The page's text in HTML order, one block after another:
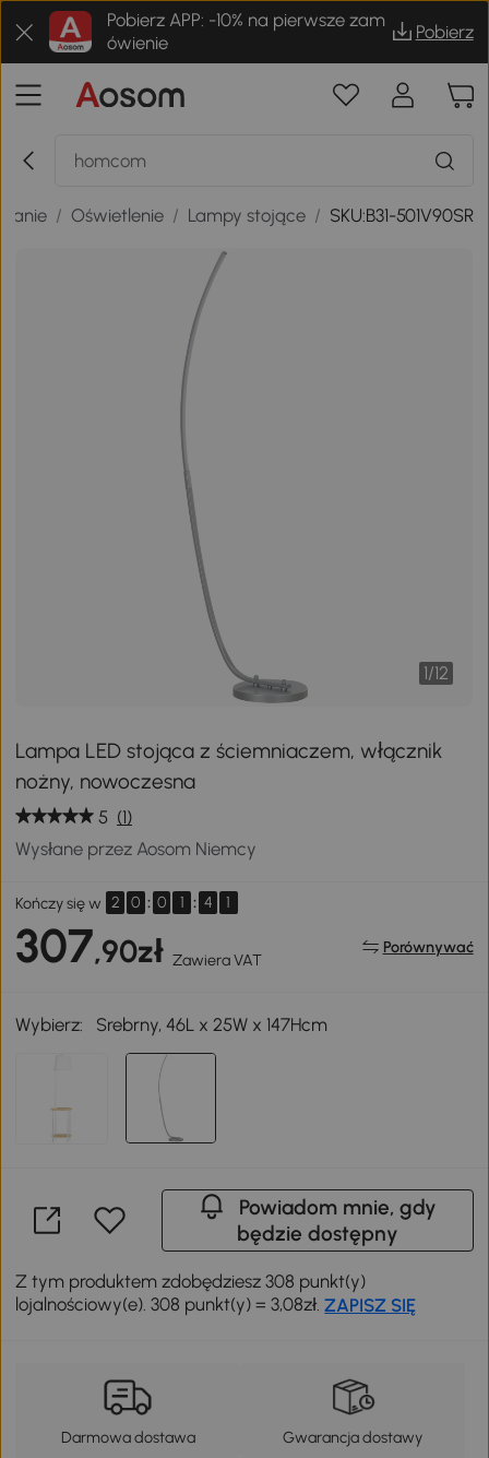
Pobierz APP: -10% na pierwsze zam
ówienie
Pobierz
/ Oświetlenie / Lampy stojące / SKU:B31-501V90SR
1/12
Lampa LED stojąca z ściemniaczem, włącznik
nożny, nowoczesna
5 (1)
Wysłane przez Aosom Niemcy
Kończy się w 2 0 : 0 1 : 4 1
307,90zł Zawiera VAT
Porównywać
Wybierz: Srebrny, 46L x 25W x 147Hcm
Powiadom mnie, gdy
będzie dostępny
Z tym produktem zdobędziesz 308 punkt(y)
lojalnościowy(e). 308 punkt(y) = 3,08zł.ZAPISZ SIĘ
Darmowa dostawa Gwarancja dostawy